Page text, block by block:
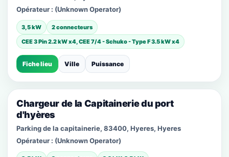
Opérateur : (Unknown Operator)
3,5 kW
2 connecteurs
CEE 3 Pin 2.2 kW x4, CEE 7/4 - Schuko - Type F 3.5 kW x4
Fiche lieu Ville Puissance
Chargeur de la Capitainerie du port
d'hyères
Parking de la capitainerie, 83400, Hyeres, Hyeres
Opérateur : (Unknown Operator)